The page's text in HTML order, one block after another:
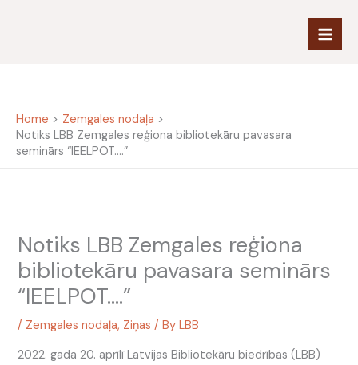
Home
Zemgales nodaļa
Notiks LBB Zemgales reģiona bibliotekāru pavasara
seminārs “IEELPOT….”
Notiks LBB Zemgales reģiona
bibliotekāru pavasara seminārs
“IEELPOT….”
/ Zemgales nodaļa, Ziņas / ByLBB
2022. gada 20. aprīlī Latvijas Bibliotekāru biedrības (LBB)